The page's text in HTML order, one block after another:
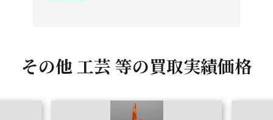
その他 工芸 等の買取実績価格